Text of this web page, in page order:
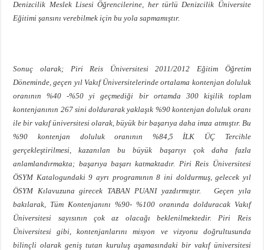
Denizcilik Meslek Lisesi Öğrencilerine, her türlü Denizcilik Üniversite
Eğitimi şansını verebilmek için bu yola sapmamıştır.
Sonuç olarak; Piri Reis Üniversitesi 2011/2012 Eğitim Öğretim
Döneminde, geçen yıl Vakıf Üniversitelerinde ortalama kontenjan doluluk
oranının %40 -%50 yi geçmediği bir ortamda 300 kişilik toplam
kontenjanının 267 sini doldurarak yaklaşık %90 kontenjan doluluk oranı
ile bir vakıf üniversitesi olarak, büyük bir başarıya daha imza atmıştır. Bu
%90 kontenjan doluluk oranının %84,5 İLK ÜÇ Tercihle
gerçekleştirilmesi, kazanılan bu büyük başarıyı çok daha fazla
anlamlandırmakta; başarıya başarı katmaktadır. Piri Reis Üniversitesi
ÖSYM Katalogundaki 9 ayrı programının 8 ini doldurmuş, gelecek yıl
ÖSYM Kılavuzuna girecek TABAN PUANI yazdırmıştır. Geçen yıla
bakılarak, Tüm Kontenjanını %90- %100 oranında dolduracak Vakıf
Üniversitesi sayısının çok az olacağı beklenilmektedir. Piri Reis
Üniversitesi gibi, kontenjanlarını misyon ve vizyonu doğrultusunda
bilinçli olarak geniş tutan kuruluş aşamasındaki bir vakıf üniversitesi